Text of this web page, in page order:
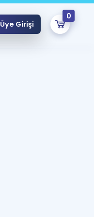
Üye Girişi
0